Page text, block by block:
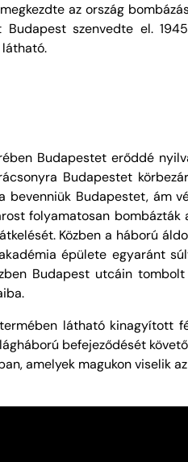
az ország
Budapest szenvedte el.
Budapestet erőddé
Budapestet
bevenniük Budapestet, ám
folyamatosan bombázták
Közben a háború
épülete egyaránt
Budapest utcáin
látható kinagyított
befejeződését
amelyek magukon viselik